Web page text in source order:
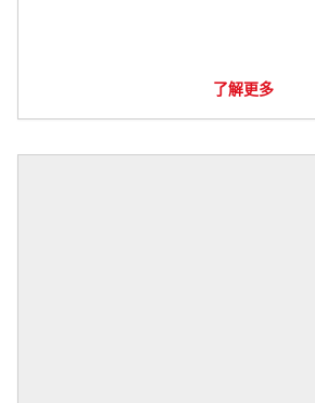
了解更多